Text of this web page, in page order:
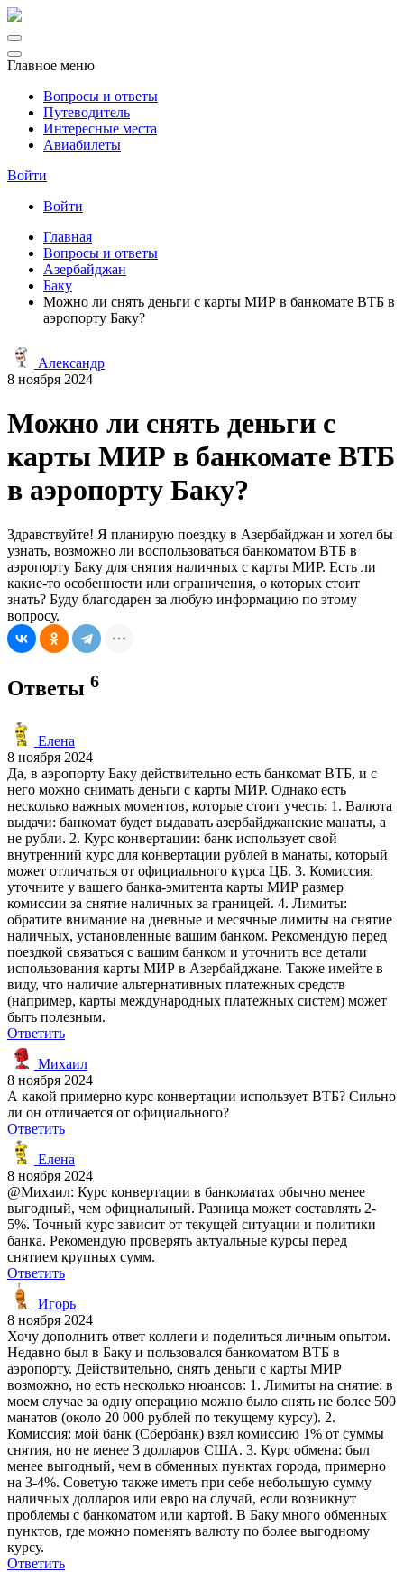
Главное меню
Вопросы и ответы
Путеводитель
Интересные места
Авиабилеты
Войти
Войти
Главная
Вопросы и ответы
Азербайджан
Баку
Можно ли снять деньги с карты МИР в банкомате ВТБ в
аэропорту Баку?
Александр
8 ноября 2024
Можно ли снять деньги с
карты МИР в банкомате ВТБ
в аэропорту Баку?
Здравствуйте! Я планирую поездку в Азербайджан и хотел бы
узнать, возможно ли воспользоваться банкоматом ВТБ в
аэропорту Баку для снятия наличных с карты МИР. Есть ли
какие-то особенности или ограничения, о которых стоит
знать? Буду благодарен за любую информацию по этому
вопросу.
Ответы 6
Елена
8 ноября 2024
Да, в аэропорту Баку действительно есть банкомат ВТБ, и с
него можно снимать деньги с карты МИР. Однако есть
несколько важных моментов, которые стоит учесть: 1. Валюта
выдачи: банкомат будет выдавать азербайджанские манаты, а
не рубли. 2. Курс конвертации: банк использует свой
внутренний курс для конвертации рублей в манаты, который
может отличаться от официального курса ЦБ. 3. Комиссия:
уточните у вашего банка-эмитента карты МИР размер
комиссии за снятие наличных за границей. 4. Лимиты:
обратите внимание на дневные и месячные лимиты на снятие
наличных, установленные вашим банком. Рекомендую перед
поездкой связаться с вашим банком и уточнить все детали
использования карты МИР в Азербайджане. Также имейте в
виду, что наличие альтернативных платежных средств
(например, карты международных платежных систем) может
быть полезным.
Ответить
Михаил
8 ноября 2024
А какой примерно курс конвертации использует ВТБ? Сильно
ли он отличается от официального?
Ответить
Елена
8 ноября 2024
@Михаил: Курс конвертации в банкоматах обычно менее
выгодный, чем официальный. Разница может составлять 2-
5%. Точный курс зависит от текущей ситуации и политики
банка. Рекомендую проверять актуальные курсы перед
снятием крупных сумм.
Ответить
Игорь
8 ноября 2024
Хочу дополнить ответ коллеги и поделиться личным опытом.
Недавно был в Баку и пользовался банкоматом ВТБ в
аэропорту. Действительно, снять деньги с карты МИР
возможно, но есть несколько нюансов: 1. Лимиты на снятие: в
моем случае за одну операцию можно было снять не более 500
манатов (около 20 000 рублей по текущему курсу). 2.
Комиссия: мой банк (Сбербанк) взял комиссию 1% от суммы
снятия, но не менее 3 долларов США. 3. Курс обмена: был
менее выгодный, чем в обменных пунктах города, примерно
на 3-4%. Советую также иметь при себе небольшую сумму
наличных долларов или евро на случай, если возникнут
проблемы с банкоматом или картой. В Баку много обменных
пунктов, где можно поменять валюту по более выгодному
курсу.
Ответить